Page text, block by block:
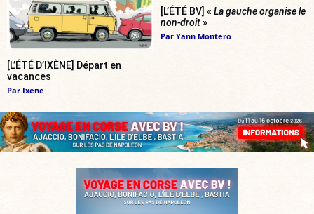
[L’ÉTÉ D’IXÈNE] Départ en
vacances
Par Ixene
[L’ÉTÉ BV] « La gauche organise le
non-droit»
Par Yann Montero